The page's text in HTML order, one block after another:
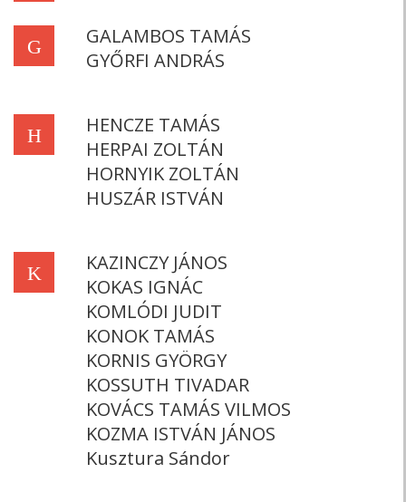
G
GALAMBOS TAMÁS
GYŐRFI ANDRÁS
H
HENCZE TAMÁS
HERPAI ZOLTÁN
HORNYIK ZOLTÁN
HUSZÁR ISTVÁN
K
KAZINCZY JÁNOS
KOKAS IGNÁC
KOMLÓDI JUDIT
KONOK TAMÁS
KORNIS GYÖRGY
KOSSUTH TIVADAR
KOVÁCS TAMÁS VILMOS
KOZMA ISTVÁN JÁNOS
Kusztura Sándor